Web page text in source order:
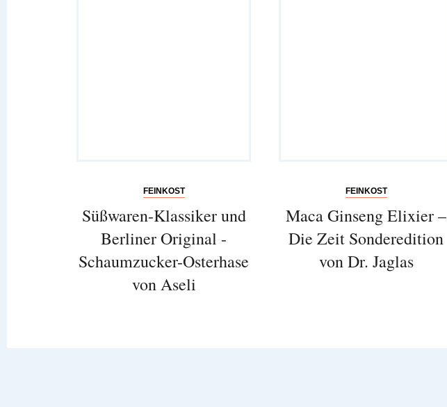
FEINKOST
Süßwaren-Klassiker und
Berliner Original -
Schaumzucker-Osterhase
von Aseli
FEINKOST
Maca Ginseng Elixier –
Die Zeit Sonderedition
von Dr. Jaglas